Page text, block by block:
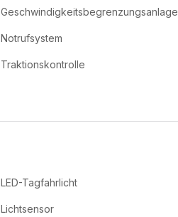
Geschwindigkeitsbegrenzungsanlage
Notrufsystem
Traktionskontrolle
LED-Tagfahrlicht
Lichtsensor